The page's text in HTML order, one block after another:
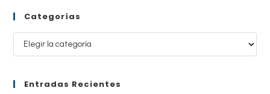
Categorías
Entradas Recientes